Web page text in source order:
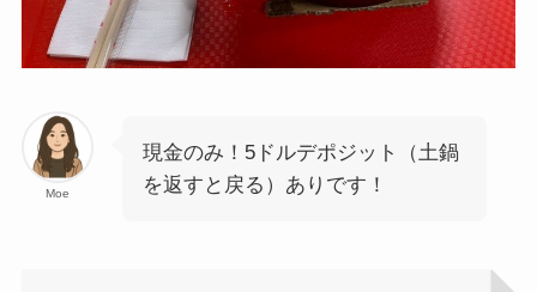
Moe
現金のみ！5ドルデポジット（土鍋
を返すと戻る）ありです！